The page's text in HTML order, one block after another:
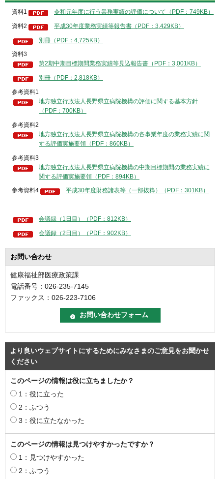
資料1 令和元年度に行う業務実績の評価について（PDF：749KB）
資料2 平成30年度業務実績等報告書（PDF：3,429KB）
別冊（PDF：4,725KB）
資料3
第2期中期目標期間業務実績等見込報告書（PDF：3,001KB）
別冊（PDF：2,818KB）
参考資料1
地方独立行政法人長野県立病院機構の評価に関する基本方針
（PDF：700KB）
参考資料2
地方独立行政法人長野県立病院機構の各事業年度の業務実績に関
する評価実施要領（PDF：860KB）
参考資料3
地方独立行政法人長野県立病院機構の中期目標期間の業務実績に
関する評価実施要領（PDF：894KB）
参考資料4 平成30年度財務諸表等（一部抜粋）（PDF：301KB）
会議録（1日目）（PDF：812KB）
会議録（2日目）（PDF：902KB）
お問い合わせ
健康福祉部医療政策課
電話番号：026-235-7145
ファックス：026-223-7106
より良いウェブサイトにするためにみなさまのご意見をお聞かせ
ください
このページの情報は役に立ちましたか？
1：役に立った
2：ふつう
3：役に立たなかった
このページの情報は見つけやすかったですか？
1：見つけやすかった
2：ふつう